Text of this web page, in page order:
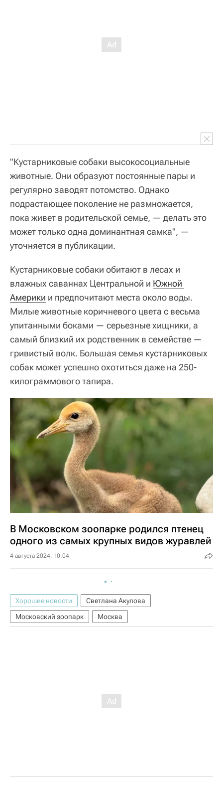
"Кустарниковые собаки высокосоциальные
животные. Они образуют постоянные пары и
регулярно заводят потомство. Однако
подрастающее поколение не размножается,
пока живет в родительской семье, — делать это
может только одна доминантная самка", —
уточняется в публикации.
Кустарниковые собаки обитают в лесах и
влажных саваннах Центральной и Южной
Америки и предпочитают места около воды.
Милые животные коричневого цвета с весьма
упитанными боками — серьезные хищники, а
самый близкий их родственник в семействе —
гривистый волк. Большая семья кустарниковых
собак может успешно охотиться даже на 250-
килограммового тапира.
В Московском зоопарке родился птенец
одного из самых крупных видов журавлей
4 августа 2024, 10:04
Хорошие новости
Светлана Акулова
Московский зоопарк
Москва